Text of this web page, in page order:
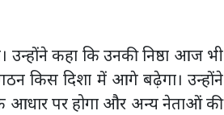
उन्होंने कहा कि उनकी निष्ठा आज भी
किस दिशा में आगे बढ़ेगा। उन्होंने
आधार पर होगा और अन्य नेताओं की